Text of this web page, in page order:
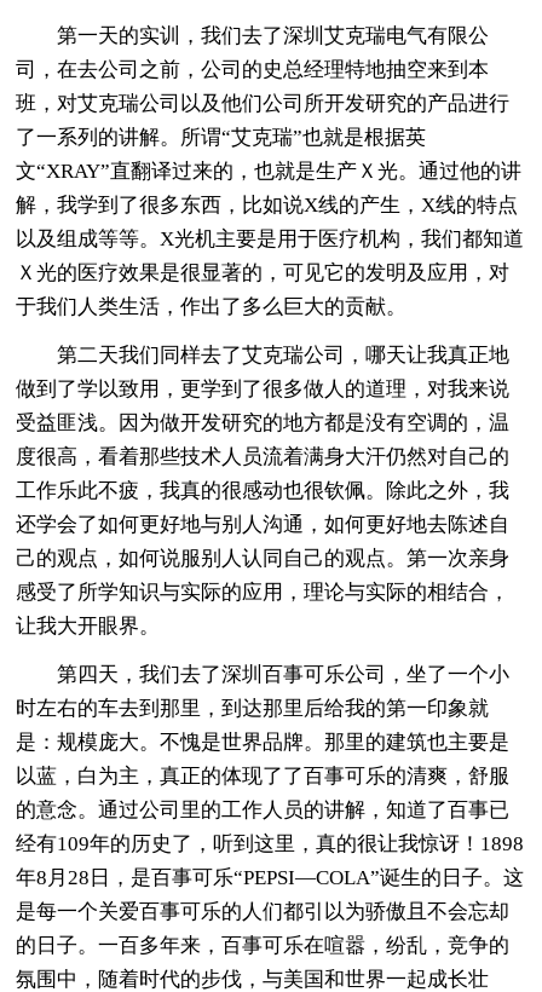
第一天的实训，我们去了深圳艾克瑞电气有限公
司，在去公司之前，公司的史总经理特地抽空来到本
班，对艾克瑞公司以及他们公司所开发研究的产品进行
了一系列的讲解。所谓“艾克瑞”也就是根据英
文“XRAY”直翻译过来的，也就是生产Ｘ光。通过他的讲
解，我学到了很多东西，比如说X线的产生，X线的特点
以及组成等等。X光机主要是用于医疗机构，我们都知道
Ｘ光的医疗效果是很显著的，可见它的发明及应用，对
于我们人类生活，作出了多么巨大的贡献。
第二天我们同样去了艾克瑞公司，哪天让我真正地
做到了学以致用，更学到了很多做人的道理，对我来说
受益匪浅。因为做开发研究的地方都是没有空调的，温
度很高，看着那些技术人员流着满身大汗仍然对自己的
工作乐此不疲，我真的很感动也很钦佩。除此之外，我
还学会了如何更好地与别人沟通，如何更好地去陈述自
己的观点，如何说服别人认同自己的观点。第一次亲身
感受了所学知识与实际的应用，理论与实际的相结合，
让我大开眼界。
第四天，我们去了深圳百事可乐公司，坐了一个小
时左右的车去到那里，到达那里后给我的第一印象就
是：规模庞大。不愧是世界品牌。那里的建筑也主要是
以蓝，白为主，真正的体现了了百事可乐的清爽，舒服
的意念。通过公司里的工作人员的讲解，知道了百事已
经有109年的历史了，听到这里，真的很让我惊讶！1898
年8月28日，是百事可乐“PEPSI—COLA”诞生的日子。这
是每一个关爱百事可乐的人们都引以为骄傲且不会忘却
的日子。一百多年来，百事可乐在喧嚣，纷乱，竞争的
氛围中，随着时代的步伐，与美国和世界一起成长壮